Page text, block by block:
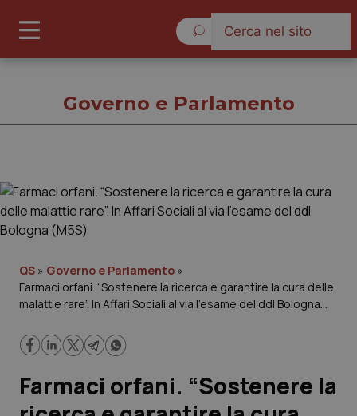
Cronache
Governo e Parlamento
Regioni e Asl
Lavoro e Professioni
Scienza e Farmaci
Governo e Parlamento
QS » Governo e Parlamento »
Farmaci orfani. “Sostenere la ricerca e garantire la cura delle
malattie rare”. In Affari Sociali al via l’esame del ddl Bologna
Farmaci orfani. “Sostenere la